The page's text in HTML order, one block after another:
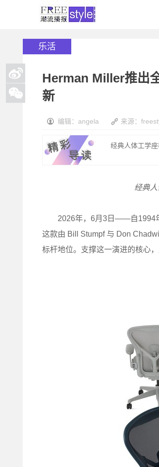
乐活
Herman Miller推出
新
编辑：angela 来源：
经典人体工学
经典
2026年，6月3日——自1994年
这款由 Bill Stumpf 与 Don
标杆地位。支撑这一演进的核心